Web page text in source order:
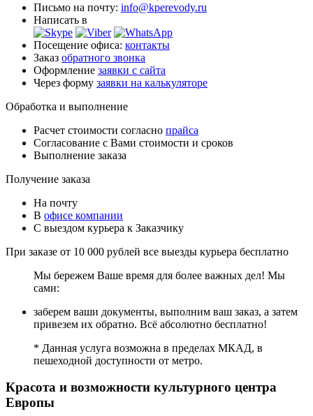
Письмо на почту: info@kperevody.ru
Написать в
Посещение офиса: контакты
Заказ обратного звонка
Оформление заявки с сайта
Через форму заявки на калькуляторе
Обработка и выполнение
Расчет стоимости согласно прайса
Согласование с Вами стоимости и сроков
Выполнение заказа
Получение заказа
На почту
В офисе компании
С выездом курьера к Заказчику
При заказе от 10 000 рублей все выезды курьера бесплатно
Мы бережем Ваше время для более важных дел! Мы
сами:
заберем ваши документы, выполним ваш заказ, а затем
привезем их обратно. Всё абсолютно бесплатно!
* Данная услуга возможна в пределах МКАД, в
пешеходной доступности от метро.
Красота и возможности культурного центра
Европы